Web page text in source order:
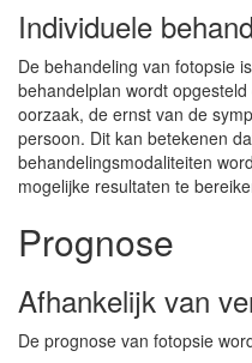
Individuele
De behandeling van fotopsie
behandelplan wordt
oorzaak, de ernst van de
persoon. Dit kan betekenen
behandelingsmodaliteiten
mogelijke resultaten te
Prognose
Afhankelijk van
De prognose van fotopsie